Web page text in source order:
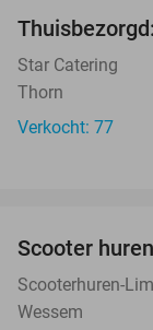
Star Catering
Thorn
Verkocht: 77
Scooter
Scooterhuren-
Wessem